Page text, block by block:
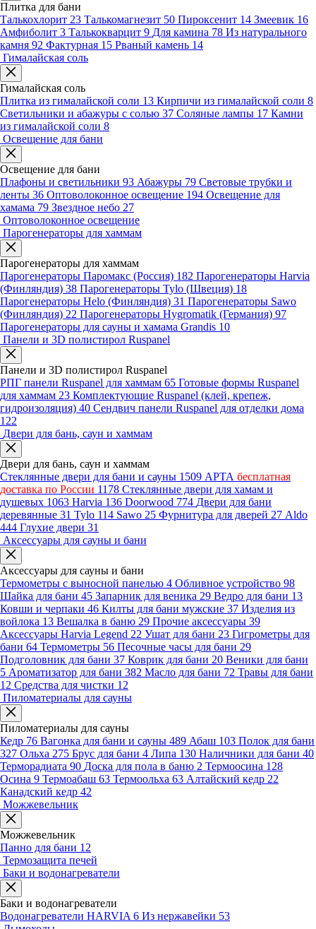
Плитка для бани
Талькохлорит 23 Талькомагнезит 50 Пироксенит 14 Змеевик 16
Амфиболит 3 Талькокварцит 9 Для камина 78 Из натурального
камня 92 Фактурная 15 Рваный камень 14
Гималайская соль
Гималайская соль
Плитка из гималайской соли 13 Кирпичи из гималайской соли 8
Светильники и абажуры с солью 37 Соляные лампы 17 Камни
из гималайской соли 8
Освещение для бани
Освещение для бани
Плафоны и светильники 93 Абажуры 79 Световые трубки и
ленты 36 Оптоволоконное освещение 194 Освещение для
хамама 79 Звездное небо 27
Оптоволоконное освещение
Парогенераторы для хаммам
Парогенераторы для хаммам
Парогенераторы Паромакс (Россия) 182 Парогенераторы Harvia
(Финляндия) 38 Парогенераторы Tylo (Швеция) 18
Парогенераторы Helo (Финляндия) 31 Парогенераторы Sawo
(Финляндия) 22 Парогенераторы Hygromatik (Германия) 97
Парогенераторы для сауны и хамама Grandis 10
Панели и 3D полистирол Ruspanel
Панели и 3D полистирол Ruspanel
РПГ панели Ruspanel для хаммам 65 Готовые формы Ruspanel
для хаммам 23 Комплектующие Ruspanel (клей, крепеж,
гидроизоляция) 40 Сендвич панели Ruspanel для отделки дома
122
Двери для бань, саун и хаммам
Двери для бань, саун и хаммам
Стеклянные двери для бани и сауны 1509 АРТА бесплатная
доставка по России 1178 Стеклянные двери для хамам и
душевых 1063 Harvia 136 Doorwood 774 Двери для бани
деревянные 31 Tylo 114 Sawo 25 Фурнитура для дверей 27 Aldo
444 Глухие двери 31
Аксессуары для сауны и бани
Аксессуары для сауны и бани
Термометры с выносной панелью 4 Обливное устройство 98
Шайка для бани 45 Запарник для веника 29 Ведро для бани 13
Ковши и черпаки 46 Килты для бани мужские 37 Изделия из
войлока 13 Вешалка в баню 29 Прочие аксессуары 39
Аксессуары Harvia Legend 22 Ушат для бани 23 Гигрометры для
бани 64 Термометры 56 Песочные часы для бани 29
Подголовник для бани 37 Коврик для бани 20 Веники для бани
5 Ароматизатор для бани 382 Масло для бани 72 Травы для бани
12 Средства для чистки 12
Пиломатериалы для сауны
Пиломатериалы для сауны
Кедр 76 Вагонка для бани и сауны 489 Абаш 103 Полок для бани
327 Ольха 275 Брус для бани 4 Липа 130 Наличники для бани 40
Терморадиата 90 Доска для пола в баню 2 Термоосина 128
Осина 9 Термоабаш 63 Термоольха 63 Алтайский кедр 22
Канадский кедр 42
Можжевельник
Можжевельник
Панно для бани 12
Термозащита печей
Баки и водонагреватели
Баки и водонагреватели
Водонагреватели HARVIA 6 Из нержавейки 53